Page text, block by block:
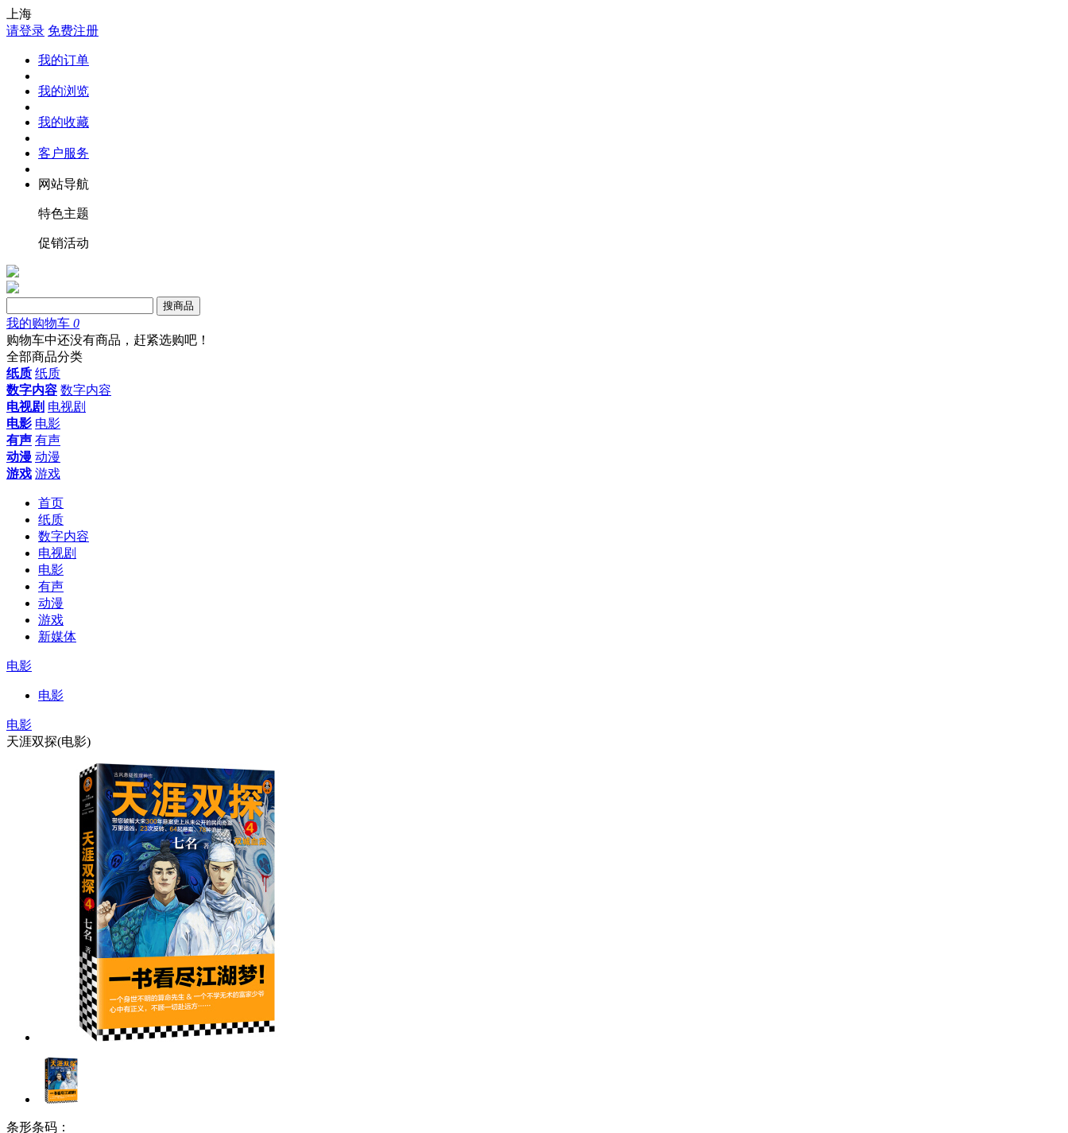
上海
请登录 免费注册
我的订单
我的浏览
我的收藏
客户服务
网站导航
特色主题
促销活动
搜商品
我的购物车 0
购物车中还没有商品，赶紧选购吧！
全部商品分类
纸质 纸质
数字内容 数字内容
电视剧 电视剧
电影 电影
有声 有声
动漫 动漫
游戏 游戏
首页
纸质
数字内容
电视剧
电影
有声
动漫
游戏
新媒体
电影
电影
电影
天涯双探(电影)
条形条码：